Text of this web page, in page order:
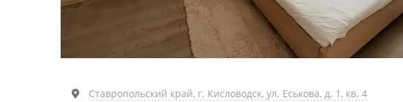
Ставропольский край, г. Кисловодск, ул. Еськова, д. 1, кв. 4